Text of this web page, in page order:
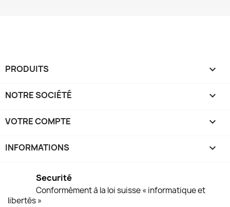
PRODUITS 
NOTRE SOCIÉTÉ 
VOTRE COMPTE 
INFORMATIONS keyboard_arrow_down
Securité
Conformément à la loi suisse « informatique et
libertés »